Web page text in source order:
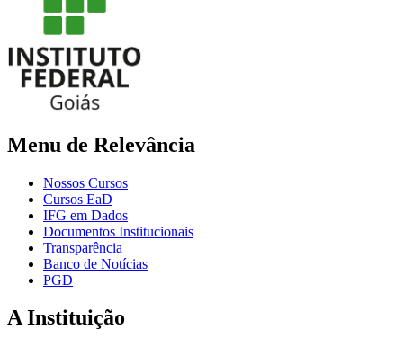
Menu de Relevância
Nossos Cursos
Cursos EaD
IFG em Dados
Documentos Institucionais
Transparência
Banco de Notícias
PGD
A Instituição